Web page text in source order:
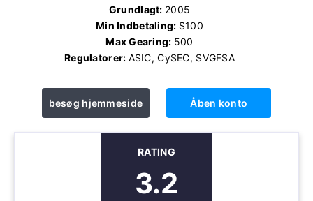
Grundlagt: 2005
Min Indbetaling: $100
Max Gearing: 500
Regulatorer: ASIC, CySEC, SVGFSA
besøg hjemmeside Åben konto
RATING
3.2